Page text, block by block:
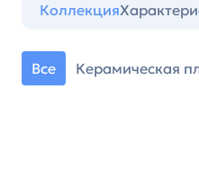
Коллекция
Все Керамическая